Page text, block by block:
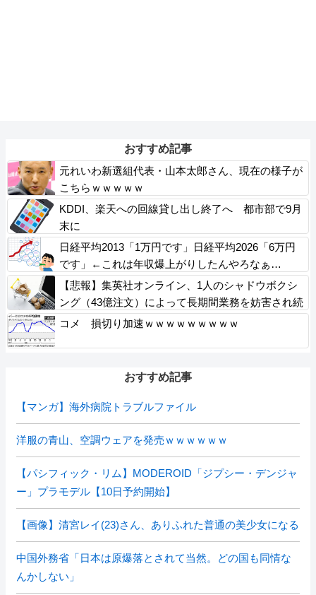
おすすめ記事
元れいわ新選組代表・山本太郎さん、現在の様子が
こちらｗｗｗｗｗ
KDDI、楽天への回線貸し出し終了へ 都市部で9月
末に
日経平均2013「1万円です」日経平均2026「6万円
です」←これは年収爆上がりしたんやろなぁ…
【悲報】集英社オンライン、1人のシャドウボクシ
ング（43億注文）によって長期間業務を妨害され続
けていた模様・・・
コメ 損切り加速ｗｗｗｗｗｗｗｗｗ
おすすめ記事
【マンガ】海外病院トラブルファイル
洋服の青山、空調ウェアを発売ｗｗｗｗｗｗ
【パシフィック・リム】MODEROID「ジプシー・デンジャ
ー」プラモデル【10日予約開始】
【画像】清宮レイ(23)さん、ありふれた普通の美少女になる
中国外務省「日本は原爆落とされて当然。どの国も同情な
んかしない」